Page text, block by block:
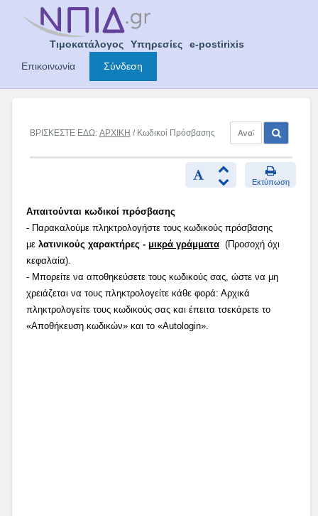
Τιμοκατάλογος Υπηρεσίες
e-postirixis
Επικοινωνία
Σύνδεση
ΒΡΙΣΚΕΣΤΕ ΕΔΩ: ΑΡΧΙΚΗ / Κωδικοί Πρόσβασης
Εκτύπωση
Απαιτούνται κωδικοί πρόσβασης
- Παρακαλούμε πληκτρολογήστε τους κωδικούς πρόσβασης
με λατινικούς χαρακτήρες - μικρά γράμματα(Προσοχή όχι
κεφαλαία).
- Μπορείτε να αποθηκεύσετε τους κωδικούς σας, ώστε να μη
χρειάζεται να τους πληκτρολογείτε κάθε φορά: Αρχικά
πληκτρολογείτε τους κωδικούς σας και έπειτα τσεκάρετε το
«Αποθήκευση κωδικών» και το «Autologin».